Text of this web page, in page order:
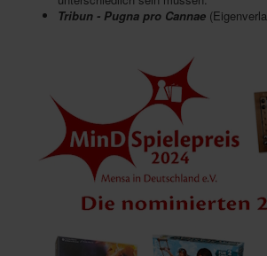
Tribun - Pugna pro Cannae